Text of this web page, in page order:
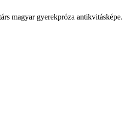
magyar gyerekpróza antikvitásképe.